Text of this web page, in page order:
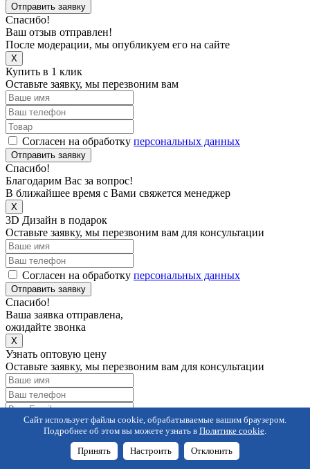
Отправить заявку
Спасибо!
Ваш отзыв отправлен!
После модерации, мы опубликуем его на сайте
X
Купить в 1 клик
Оставьте заявку, мы перезвоним вам
Согласен на обработку персональных данных
Отправить заявку
Спасибо!
Благодарим Вас за вопрос!
В ближайшее время с Вами свяжется менеджер
X
3D Дизайн в подарок
Оставьте заявку, мы перезвоним вам для консультации
Согласен на обработку персональных данных
Отправить заявку
Спасибо!
Ваша заявка отправлена,
ожидайте звонка
X
Узнать оптовую цену
Оставьте заявку, мы перезвоним вам для консультации
Согласен на обработкуперсональных данных
Отправить
Ваша заявка отправлена,
Сайт использует файлы cookie, обрабатываемые вашим браузером.
Подробнее об этом вы можете узнать в Политике cookie.
Принять Настроить Отклонить